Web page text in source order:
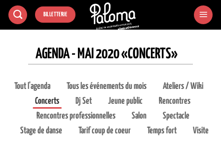
Passer
BILLETTERIE
AGENDA - MAI 2020 «CONCERTS»
Tout l'agenda Tous les événements du mois
Ateliers / Wiki
Concerts
Dj Set Jeune public
Rencontres
Rencontres professionnelles
Salon
Spectacle
Stage de danse
Tarif coup de coeur Temps fort Visite